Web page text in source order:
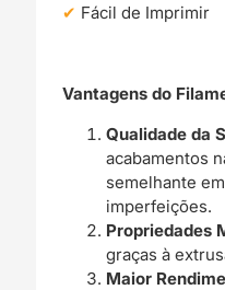
Fácil de Imprimir
Vantagens do
Qualidade da
acabamentos
semelhante
imperfeições.
Propriedades
graças à
Maior